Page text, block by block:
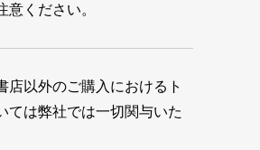
意ください。
店以外のご購入におけるト
ては弊社では一切関与いた